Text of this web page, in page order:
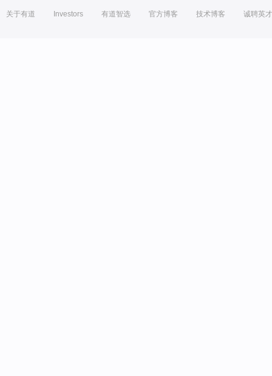
关于有道 Investors 有道智选 官方博客 技术博客 诚聘英才